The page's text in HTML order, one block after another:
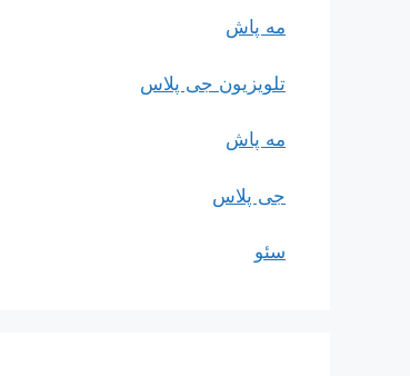
مه پاش
تلویزیون جی پلاس
مه پاش
جی پلاس
سئو